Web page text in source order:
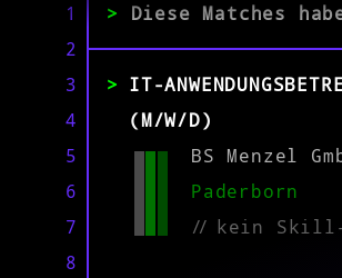
>
ERFAHRUNG
1
2
3
4
5
6
7
8
> Diese Matches
IT-
(M/W/D)
BS Menzel
Paderborn
//kein Skill-